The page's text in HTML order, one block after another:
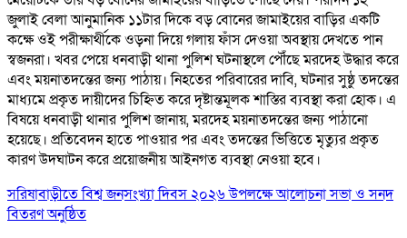
জুলাই বেলা আনুমানিক ১১টার দিকে বড় বোনের জামাইয়ের বাড়ির একটি
কক্ষে ওই পরীক্ষার্থীকে ওড়না দিয়ে গলায় ফাঁস দেওয়া অবস্থায় দেখতে পান
স্বজনরা। খবর পেয়ে ধনবাড়ী থানা পুলিশ ঘটনাস্থলে পৌঁছে মরদেহ উদ্ধার করে
এবং ময়নাতদন্তের জন্য পাঠায়। নিহতের পরিবারের দাবি, ঘটনার সুষ্ঠু তদন্তের
মাধ্যমে প্রকৃত দায়ীদের চিহ্নিত করে দৃষ্টান্তমূলক শাস্তির ব্যবস্থা করা হোক। এ
বিষয়ে ধনবাড়ী থানার পুলিশ জানায়, মরদেহ ময়নাতদন্তের জন্য পাঠানো
হয়েছে। প্রতিবেদন হাতে পাওয়ার পর এবং তদন্তের ভিত্তিতে মৃত্যুর প্রকৃত
কারণ উদঘাটন করে প্রয়োজনীয় আইনগত ব্যবস্থা নেওয়া হবে।
সরিষাবাড়ীতে বিশ্ব জনসংখ্যা দিবস ২০২৬ উপলক্ষে আলোচনা সভা ও সনদ
বিতরণ অনুষ্ঠিত